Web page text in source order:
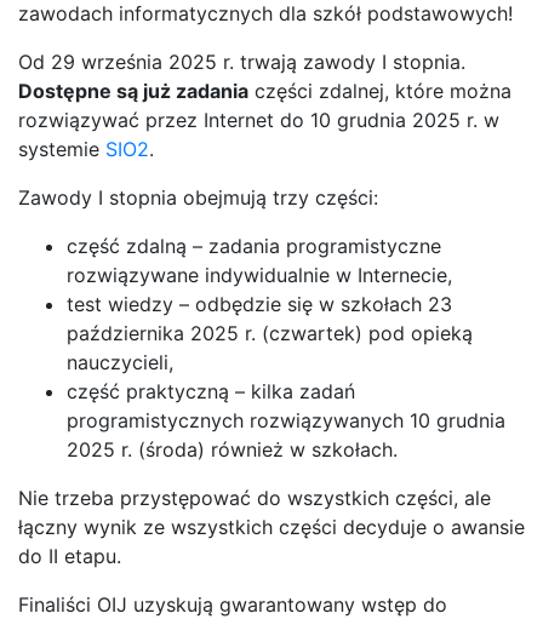
zawodach informatycznych dla szkół podstawowych!
Od 29 września 2025 r. trwają zawody I stopnia.
Dostępne są już zadania części zdalnej, które można
rozwiązywać przez Internet do 10 grudnia 2025 r. w
systemie SIO2.
Zawody I stopnia obejmują trzy części:
część zdalną – zadania programistyczne
rozwiązywane indywidualnie w Internecie,
test wiedzy – odbędzie się w szkołach 23
października 2025 r. (czwartek) pod opieką
nauczycieli,
część praktyczną – kilka zadań
programistycznych rozwiązywanych 10 grudnia
2025 r. (środa) również w szkołach.
Nie trzeba przystępować do wszystkich części, ale
łączny wynik ze wszystkich części decyduje o awansie
do II etapu.
Finaliści OIJ uzyskują gwarantowany wstęp do